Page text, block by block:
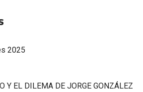
2025
Y EL DILEMA DE JORGE GONZÁLEZ